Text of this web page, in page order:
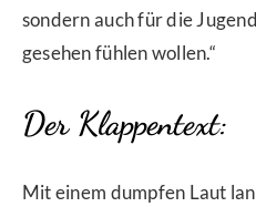
sondern auch für die
gesehen fühlen wollen.“
Der Klappentext:
Mit einem dumpfen Laut